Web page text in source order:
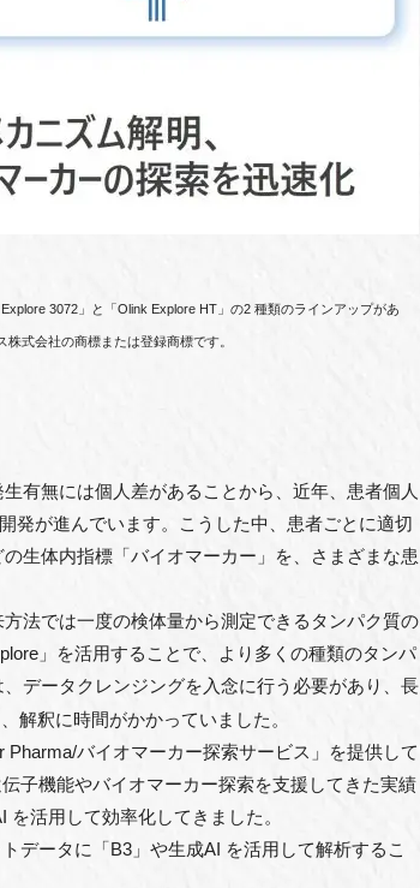
3072」と「Olink Explore HT」の2 種類のラインアップがあ
式会社の商標または登録商標です。
有無には個⼈差があることから、近年、患者個⼈
発が進んでいます。こうした中、患者ごとに適切
⽣体内指標「バイオマーカー」を、さまざまな患
法では⼀度の検体量から測定できるタンパク質の
」を活⽤することで、より多くの種類のタンパ
データクレンジングを⼊念に⾏う必要があり、⻑
解釈に時間がかかっていました。
Pharma/バイオマーカー探索サービス」を提供して
⼦機能やバイオマーカー探索を⽀援してきた実績
活⽤して効率化してきました。
データに「B3」や⽣成AI を活⽤して解析するこ